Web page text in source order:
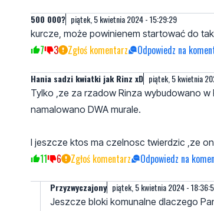
500 000? piątek, 5 kwietnia 2024 - 15:29:29
kurcze, może powinienem startować do
7 3 Zgłoś komentarz Odpowiedz na
Hania sadzi kwiatki jak Rinz xD piątek, 5 kwietnia
Tylko ,ze za rzadow Rinza wybudowano w
namalowano DWA murale.
I jeszcze ktos ma czelnosc twierdzic ,ze
11 6 Zgłoś komentarz Odpowiedz na
Przyzwyczajony piątek, 5 kwietnia 2024 -
Jeszcze bloki komunalne dlaczego